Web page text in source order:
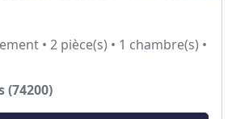
• 2 pièce(s) • 1 chambre(s) •
(74200)